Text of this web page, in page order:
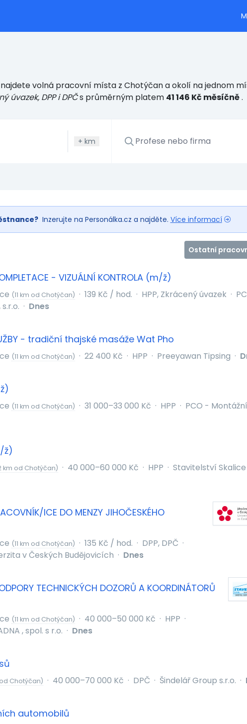
najdete volná pracovní místa z Chotýčan a okolí na jednom
úvazek, DPP i DPČs průměrným platem 41 146 Kč měsíčně.
+ km
Inzerujte na Personálka.cz a najděte. Více informací
Ostatní
- VIZUÁLNÍ KONTROLA (m/ž)
(11 km od Chotýčan) · 139 Kč / hod. · HPP, Zkrácený úvazek ·
· Dnes
- tradiční thajské masáže Wat Pho
(11 km od Chotýčan) · 22 400 Kč · HPP · Preeyawan Tipsing ·
(11 km od Chotýčan) · 31 000–33 000 Kč · HPP · PCO -
ž)
km od Chotýčan) · 40 000–60 000 Kč · HPP · Stavitelství Skalice
ICE DO MENZY JIHOČESKÉHO
(11 km od Chotýčan) · 135 Kč / hod. · DPP, DPČ ·
v Českých Budějovicích · Dnes
TECHNICKÝCH DOZORŮ A KOORDINÁTORŮ
(11 km od Chotýčan) · 40 000–50 000 Kč · HPP ·
, spol. s r.o. · Dnes
Chotýčan) · 40 000–70 000 Kč · DPČ · Šindelář Group s.r.o. ·
automobilů